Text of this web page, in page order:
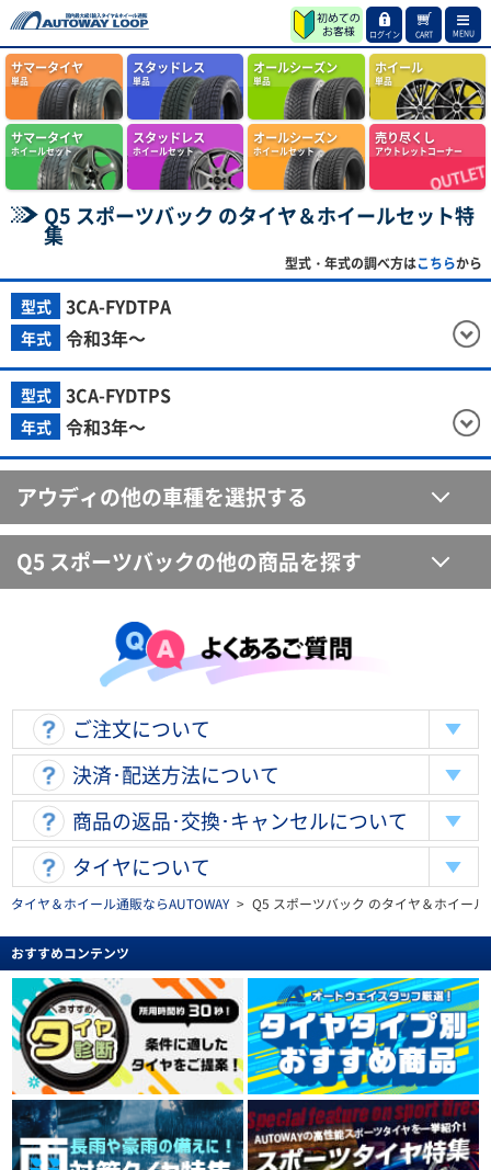
ログイン CART MENU
サマータイヤ
単品
スタッドレス
単品
オールシーズン
単品
ホイール
単品
サマータイヤ
ホイールセット
スタッドレス
ホイールセット
オールシーズン
ホイールセット
売り尽くし
アウトレットコーナー
Q5 スポーツバック のタイヤ＆ホイールセット特
集
型式・年式の調べ方はこちらから
型式 3CA-FYDTPA
年式 令和3年～
型式 3CA-FYDTPS
年式 令和3年～
アウディの他の車種を選択する
Q5 スポーツバックの他の商品を探す
ご注文について
決済･配送方法について
商品の返品･交換･キャンセルについて
タイヤについて
タイヤ＆ホイール通販ならAUTOWAY > Q5 スポーツバック のタイヤ＆ホイー
おすすめコンテンツ